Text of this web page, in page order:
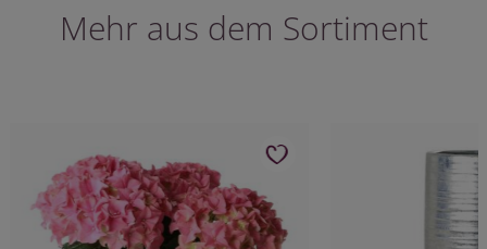
Mehr aus dem Sortiment